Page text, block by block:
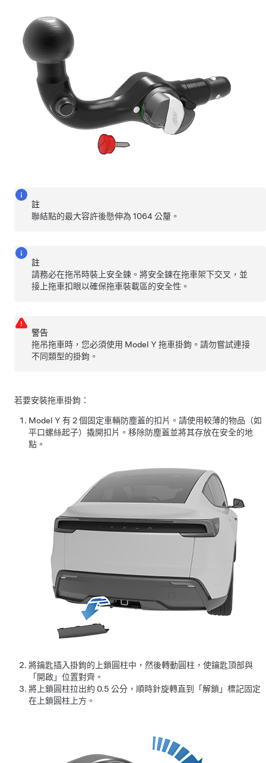
註
聯結點的最大容許後懸伸為 1064 公釐。
註
請務必在拖吊時裝上安全鍊。將安全鍊在拖車架下交叉，並
接上拖車扣眼以確保拖車裝載區的安全性。
警告
拖吊拖車時，您必須使用 Model Y 拖車掛鉤。請勿嘗試連接
不同類型的掛鉤。
若要安裝拖車掛鉤：
Model Y 有 2 個固定車輛防塵蓋的扣片。請使用較薄的物品（如
平口螺絲起子）撬開扣片。移除防塵蓋並將其存放在安全的地
點。
將鑰匙插入掛鉤的上鎖圓柱中，然後轉動圓柱，使鑰匙頂部與
「開啟」位置對齊。
將上鎖圓柱拉出約 0.5 公分，順時針旋轉直到「解鎖」標記固定
在上鎖圓柱上方。